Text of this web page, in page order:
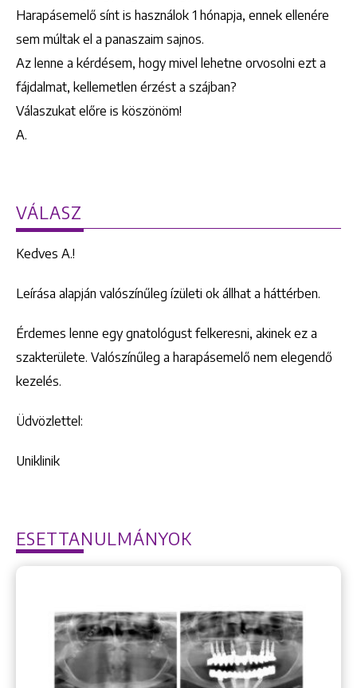
Harapásemelő sínt is használok 1 hónapja, ennek ellenére
sem múltak el a panaszaim sajnos.
Az lenne a kérdésem, hogy mivel lehetne orvosolni ezt a
fájdalmat, kellemetlen érzést a szájban?
Válaszukat előre is köszönöm!
A.
VÁLASZ
Kedves A.!
Leírása alapján valószínűleg ízületi ok állhat a háttérben.
Érdemes lenne egy gnatológust felkeresni, akinek ez a
szakterülete. Valószínűleg a harapásemelő nem elegendő
kezelés.
Üdvözlettel:
Uniklinik
ESETTANULMÁNYOK